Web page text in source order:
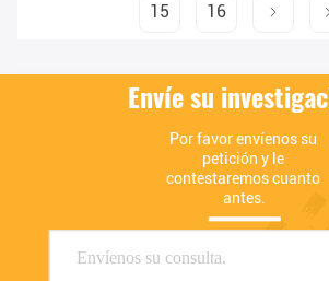
15 16
Envíe su
Por favor envíenos su
petición y le
contestaremos cuanto
antes.